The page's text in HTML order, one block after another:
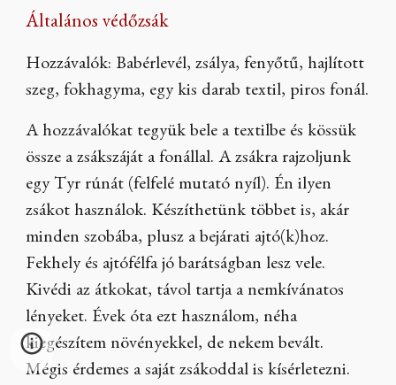
Általános védőzsák
Hozzávalók: Babérlevél, zsálya, fenyőtű, hajlított
szeg, fokhagyma, egy kis darab textil, piros fonál.
A hozzávalókat tegyük bele a textilbe és kössük
össze a zsákszáját a fonállal. A zsákra rajzoljunk
egy Tyr rúnát (felfelé mutató nyíl). Én ilyen
zsákot használok. Készíthetünk többet is, akár
minden szobába, plusz a bejárati ajtó(k)hoz.
Fekhely és ajtófélfa jó barátságban lesz vele.
Kivédi az átkokat, távol tartja a nemkívánatos
lényeket. Évek óta ezt használom, néha
kiegészítem növényekkel, de nekem bevált.
Mégis érdemes a saját zsákoddal is kísérletezni.